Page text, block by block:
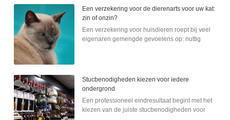
Een verzekering voor de dierenarts voor uw kat:
zin of onzin?
Een verzekering voor huisdieren roept bij veel
eigenaren gemengde gevoelens op: nuttig
Stucbenodigheden kiezen voor iedere
ondergrond
Een professioneel eindresultaat begint met het
kiezen van de juiste stucbenodigheden voor